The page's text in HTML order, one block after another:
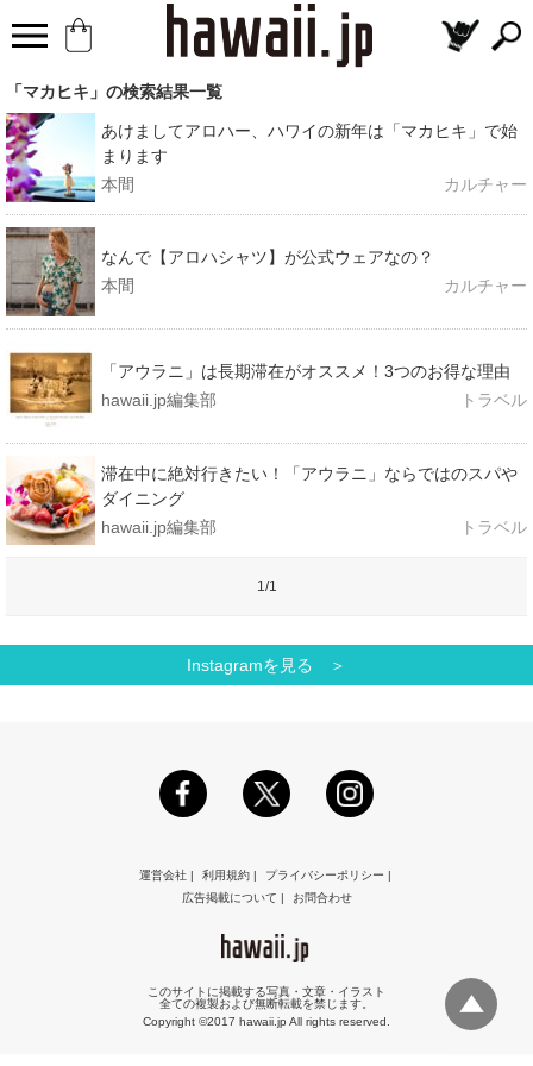
「マカヒキ」の検索結果一覧
あけましてアロハー、ハワイの新年は「マカヒキ」で始
まります
本間
カルチャー
なんで【アロハシャツ】が公式ウェアなの？
本間
カルチャー
「アウラニ」は長期滞在がオススメ！3つのお得な理由
hawaii.jp編集部
トラベル
滞在中に絶対行きたい！「アウラニ」ならではのスパや
ダイニング
hawaii.jp編集部
トラベル
1/1
Instagramを見る ＞
運営会社| 利用規約| プライバシーポリシー |
広告掲載について | お問合わせ
このサイトに掲載する写真・文章・イラスト
全ての複製および無断転載を禁じます。
Copyright ©2017 hawaii.jp All rights reserved.